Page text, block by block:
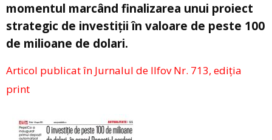
momentul marcând finalizarea unui proiect
strategic de investiții în valoare de peste 100
de milioane de dolari.
Articol publicat în Jurnalul de Ilfov Nr. 713, ediția
print